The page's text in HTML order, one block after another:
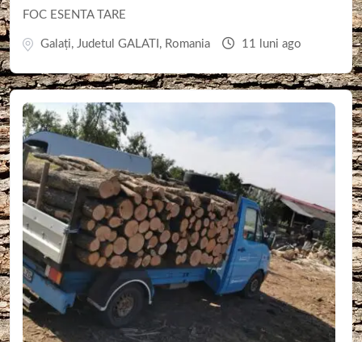
FOC ESENTA TARE
Galaţi, Judetul GALATI , Romania 11 luni ago